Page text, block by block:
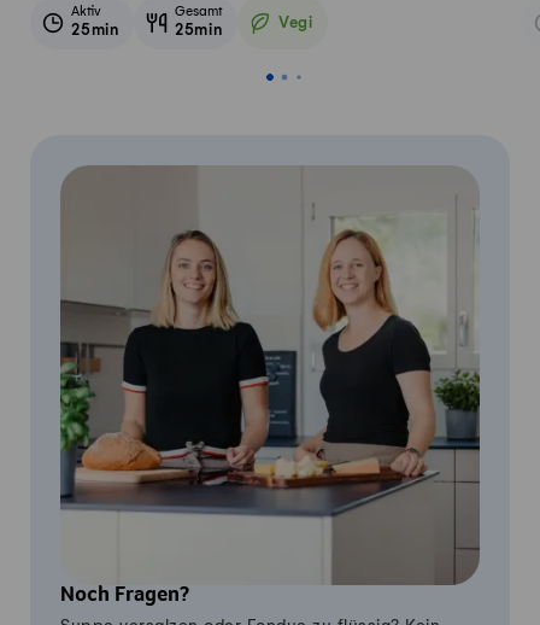
Aktiv
25min
Gesamt
25min Vegi
Vegetarisch
Noch Fragen?